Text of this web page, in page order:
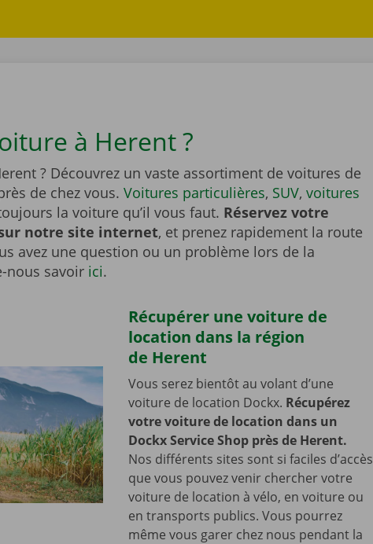
à Herent ?
? Découvrez un vaste assortiment de voitures de
de chez vous. Voitures particulières, SUV, voitures
la voiture qu’il vous faut. Réservez votre
notre site internet, et prenez rapidement la route
avez une question ou un problème lors de la
nous savoir ici.
Récupérer une voiture de
location dans la région
de Herent
Vous serez bientôt au volant d’une
voiture de location Dockx. Récupérez
votre voiture de location dans un
Dockx Service Shop près de Herent.
Nos différents sites sont si faciles d’accès
que vous pouvez venir chercher votre
voiture de location à vélo, en voiture ou
en transports publics. Vous pourrez
même vous garer chez nous pendant la